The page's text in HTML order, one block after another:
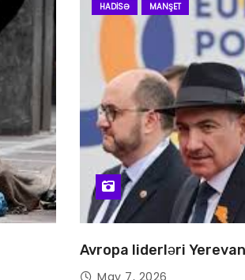
HADISƏ MANŞET
Avropa liderləri
May 7, 2026